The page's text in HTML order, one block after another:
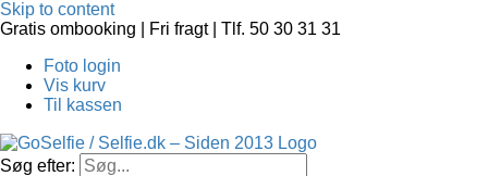
Skip to content
Gratis ombooking | Fri fragt | Tlf. 50 30 31 31
Foto login
Vis kurv
Til kassen
Søg efter: